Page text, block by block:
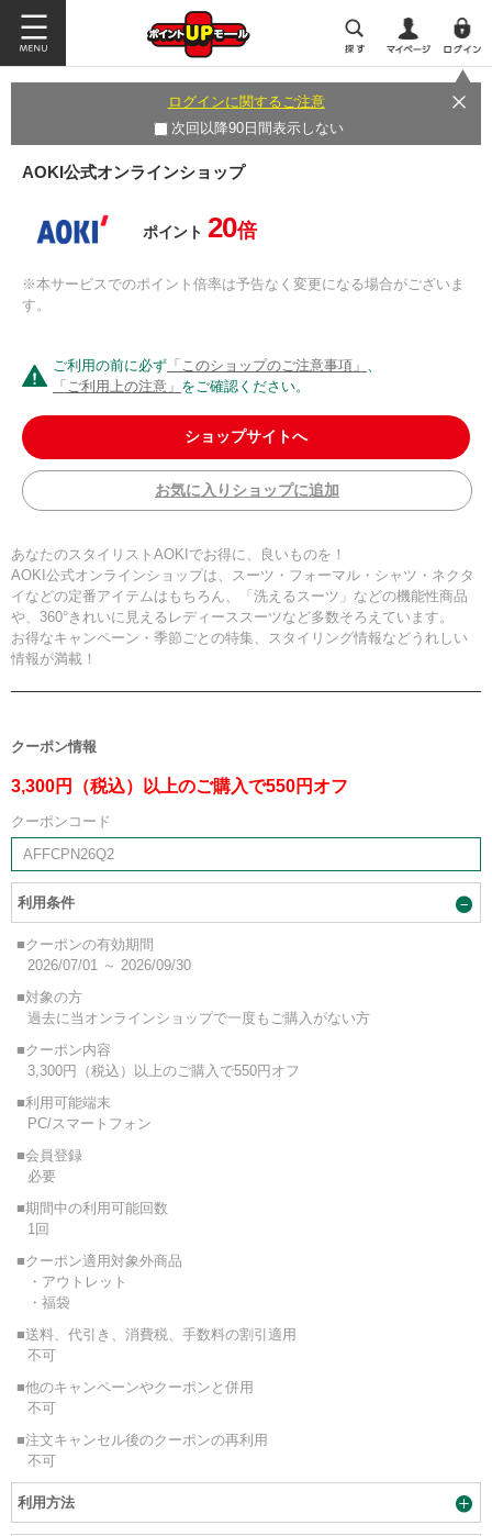
ログインに関するご注意
次回以降90日間表示しない
AOKI公式オンラインショップ
ポイント 20倍
※本サービスでのポイント倍率は予告なく変更になる場合がございま
す。
ご利用の前に必ず 「このショップのご注意事項」 、
「ご利用上の注意」 をご確認ください。
ショップサイトへ
お気に入りショップに追加
あなたのスタイリストAOKIでお得に、良いものを！
AOKI公式オンラインショップは、スーツ・フォーマル・シャツ・ネクタ
イなどの定番アイテムはもちろん、「洗えるスーツ」などの機能性商品
や、360°きれいに見えるレディーススーツなど多数そろえています。
お得なキャンペーン・季節ごとの特集、スタイリング情報などうれしい
情報が満載！
クーポン情報
3,300円（税込）以上のご購入で550円オフ
クーポンコード
AFFCPN26Q2
利用条件
■クーポンの有効期間
2026/07/01 ～ 2026/09/30
■対象の方
過去に当オンラインショップで一度もご購入がない方
■クーポン内容
3,300円（税込）以上のご購入で550円オフ
■利用可能端末
PC/スマートフォン
■会員登録
必要
■期間中の利用可能回数
1回
■クーポン適用対象外商品
・アウトレット
・福袋
■送料、代引き、消費税、手数料の割引適用
不可
■他のキャンペーンやクーポンと併用
不可
■注文キャンセル後のクーポンの再利用
不可
利用方法